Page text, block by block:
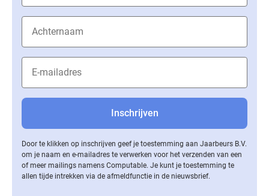
Door te klikken op inschrijven geef je toestemming aan Jaarbeurs B.V.
om je naam en e-mailadres te verwerken voor het verzenden van een
of meer mailings namens Computable. Je kunt je toestemming te
allen tijde intrekken via de af­meld­func­tie in de nieuwsbrief.